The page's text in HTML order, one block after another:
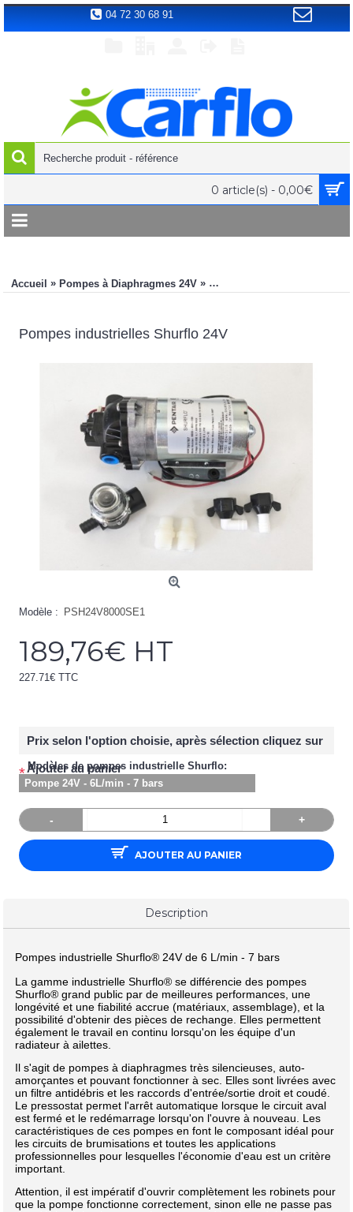
04 72 30 68 91
0 article(s) - 0,00€
Accueil »Pompes à Diaphragmes 24V » Pompes industrielles
Pompes industrielles Shurflo 24V
Modèle : PSH24V8000SE1
189,76€ HT
227.71€ TTC
Prix selon l'option choisie, après sélection cliquez sur
Ajouter au panier
* Modèles de pompes industrielle Shurflo:
Pompe 24V - 6L/min - 7 bars
- +
AJOUTER AU PANIER
Description
Pompes industrielleShurflo® 24V de 6 L/min - 7 bars
La gamme industrielle Shurflo® se différencie des pompes
Shurflo® grand public par de meilleures performances, une
longévité et une fiabilité accrue (matériaux, assemblage), et la
possibilité d'obtenir des pièces de rechange. Elles permettent
également le travail en continu lorsqu'on les équipe d'un
radiateur à ailettes.
Il s'agit de pompes à diaphragmes très silencieuses, auto-
amorçantes et pouvant fonctionner à sec. Elles sont livrées avec
un filtre antidébris et les raccords d'entrée/sortie droit et coudé.
Le pressostat permet l'arrêt automatique lorsque le circuit aval
est fermé et le redémarrage lorsqu'on l'ouvre à nouveau. Les
caractéristiques de ces pompes en font le composant idéal pour
les circuits de brumisations et toutes les applications
professionnelles pour lesquelles l'économie d'eau est un critère
important.
Attention, il est impératif d'ouvrir complètement les robinets pour
que la pompe fonctionne correctement, sinon elle ne passe pas